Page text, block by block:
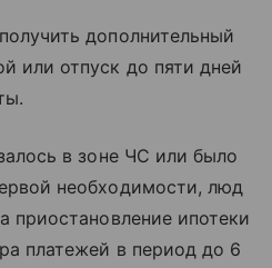
дополнительный
или отпуск до пяти дней
в зоне ЧС или было
необходимости, люд
приостановление ипотеки
платежей в период до 6